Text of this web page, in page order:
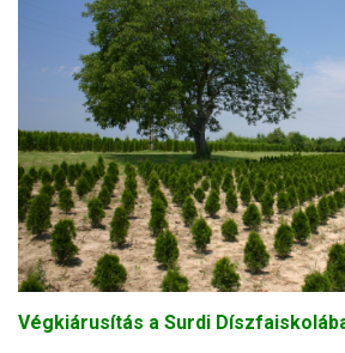
Végkiárusítás a Surdi